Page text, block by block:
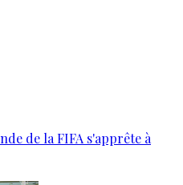
de la FIFA s'apprête à